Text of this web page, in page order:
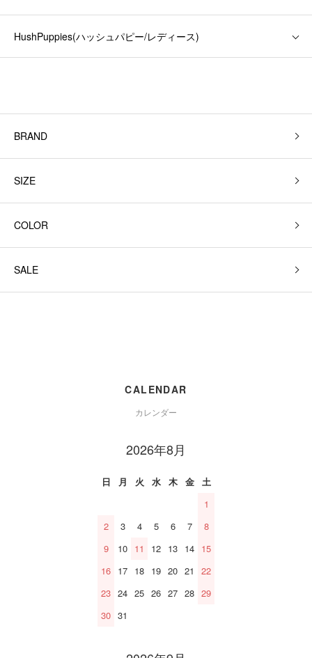
HushPuppies(ハッシュパピー/レディース)
BRAND
SIZE
COLOR
SALE
CALENDAR
カレンダー
2026年8月
日 月 火 水 木 金
土
1
2
3 4 5 6 7
8
9
10 11 12 13 14 15
16 17 18 19 20 21
22
23 24 25 26 27 28 29
30 31